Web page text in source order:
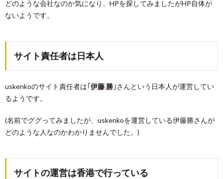
どのような会社なのか気になり、HPを探してみましたがHP自体が
ないようです。
サイト責任者は日本人
uskenkoのサイト責任者は｢伊藤 勝 ｣さんという日本人が運営してい
るようです。
(名前でググってみましたが、uskenkoを運営している伊藤勝さんが
どのような人なのかわかりませんでした。)
サイトの運営は香港で行っている